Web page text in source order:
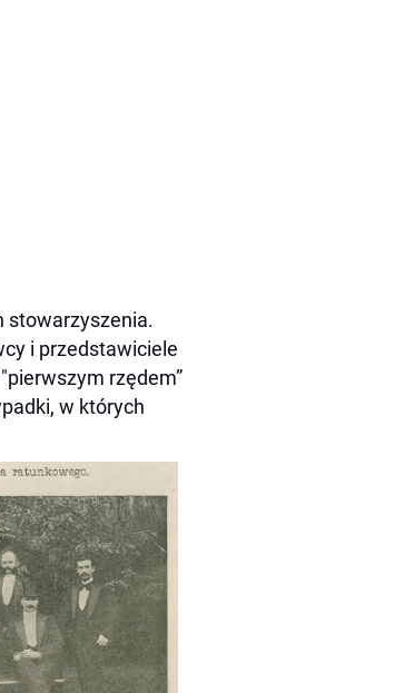
stowarzyszenia.
i przedstawiciele
rzędem”
w których